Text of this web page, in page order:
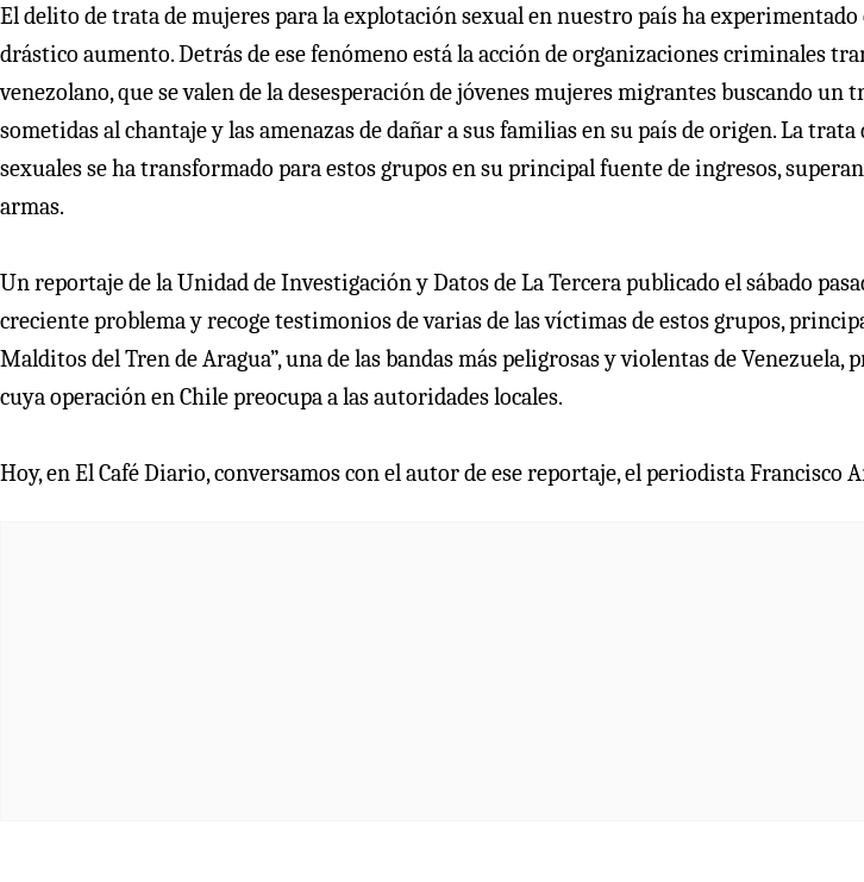
El delito de trata de mujeres para la explotación sexual en nuestro país ha
drástico aumento. Detrás de ese fenómeno está la acción de organizaciones criminales
venezolano, que se valen de la desesperación de jóvenes mujeres migrantes buscando un
sometidas al chantaje y las amenazas de dañar a sus familias en su país de origen. La
sexuales se ha transformado para estos grupos en su principal fuente de ingresos,
armas.
Un reportaje de la Unidad de Investigación y Datos de La Tercera publicado el sábado
creciente problema y recoge testimonios de varias de las víctimas de estos grupos,
Malditos del Tren de Aragua”, una de las bandas más peligrosas y violentas de Venezuela,
cuya operación en Chile preocupa a las autoridades locales.
Hoy, en El Café Diario, conversamos con el autor de ese reportaje, el periodista Francisco